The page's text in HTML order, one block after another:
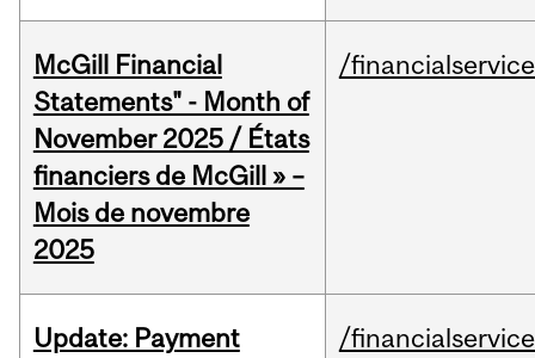
McGill Financial
Statements" - Month of
November 2025 / États
financiers de McGill » –
Mois de novembre
2025
/
Update: Payment
/